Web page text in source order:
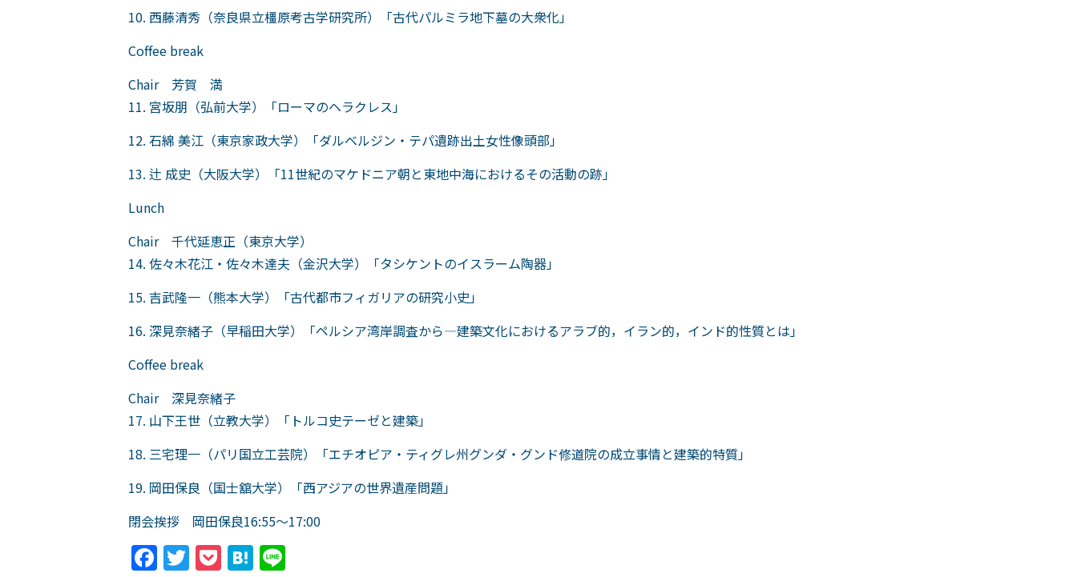
10. 西藤清秀（奈良県立橿原考古学研究所）「古代パルミラ地下墓の大衆化」
Coffee break
Chair 芳賀 満
11. 宮坂朋（弘前大学）「ローマのヘラクレス」
12. 石綿 美江（東京家政大学）「ダルベルジン・テパ遺跡出土女性像頭部」
13. 辻 成史（大阪大学）「11世紀のマケドニア朝と東地中海におけるその活動の跡」
Lunch
Chair 千代延恵正（東京大学）
14. 佐々木花江・佐々木達夫（金沢大学）「タシケントのイスラーム陶器」
15. 吉武隆一（熊本大学）「古代都市フィガリアの研究小史」
16. 深見奈緒子（早稲田大学）「ペルシア湾岸調査から―建築文化におけるアラブ的，イラン的，インド的性質とは」
Coffee break
Chair 深見奈緒子
17. 山下王世（立教大学）「トルコ史テーゼと建築」
18. 三宅理一（パリ国立工芸院）「エチオピア・ティグレ州グンダ・グンド修道院の成立事情と建築的特質」
19. 岡田保良（国士舘大学）「西アジアの世界遺産問題」
閉会挨拶 岡田保良16:55～17:00
Facebook
Twitter
PocketHatena